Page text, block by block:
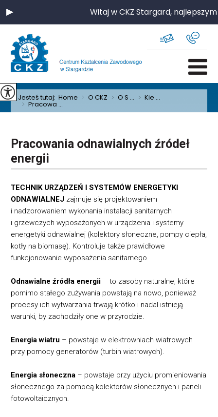
Witaj w CKZ Stargard,
Jesteś tutaj:Home > O CKZ > O S ... > Kie ...
> Pracowa ...
Pracowania odnawialnych źródeł
energii
TECHNIK URZĄDZEŃ I SYSTEMÓW ENERGETYKI
ODNAWIALNEJ zajmuje się projektowaniem
i nadzorowaniem wykonania instalacji sanitarnych
i grzewczych wyposażonych w urządzenia i systemy
energetyki odnawialnej (kolektory słoneczne, pompy ciepła,
kotły na biomasę). Kontroluje także prawidłowe
funkcjonowanie wyposażenia sanitarnego.
Odnawialne źródła energii – to zasoby naturalne, które
pomimo stałego zużywania powstają na nowo, ponieważ
procesy ich wytwarzania trwają krótko i nadal istnieją
warunki, by zachodziły one w przyrodzie.
Energia wiatru – powstaje w elektrowniach wiatrowych
przy pomocy generatorów (turbin wiatrowych).
Energia słoneczna – powstaje przy użyciu promieniowania
słonecznego za pomocą kolektorów słonecznych i paneli
fotowoltaicznych.